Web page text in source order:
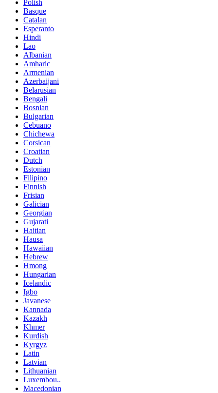
Polish
Basque
Catalan
Esperanto
Hindi
Lao
Albanian
Amharic
Armenian
Azerbaijani
Belarusian
Bengali
Bosnian
Bulgarian
Cebuano
Chichewa
Corsican
Croatian
Dutch
Estonian
Filipino
Finnish
Frisian
Galician
Georgian
Gujarati
Haitian
Hausa
Hawaiian
Hebrew
Hmong
Hungarian
Icelandic
Igbo
Javanese
Kannada
Kazakh
Khmer
Kurdish
Kyrgyz
Latin
Latvian
Lithuanian
Luxembou..
Macedonian